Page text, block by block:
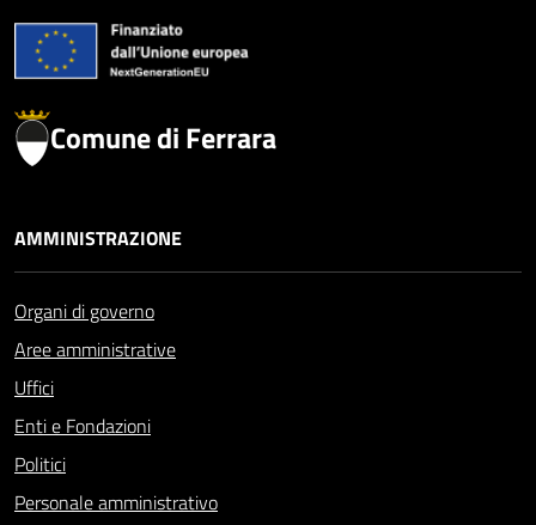
Comune di Ferrara
AMMINISTRAZIONE
Organi di governo
Aree amministrative
Uffici
Enti e Fondazioni
Politici
Personale amministrativo